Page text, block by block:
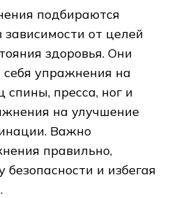
подбираются
от целей
здоровья. Они
себя упражнения на
пресса, ног и
на улучшение
Важно
правильно,
безопасности и избегая